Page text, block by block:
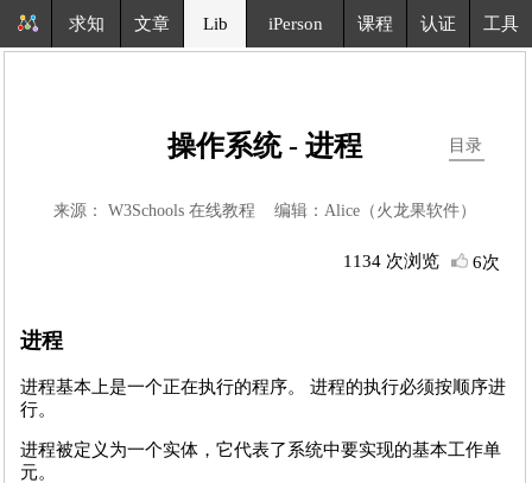
求知 文章 Lib iPerson 课程 认证 工具
目录
操作系统 - 进程
来源： W3Schools 在线教程 编辑：Alice（火龙果软件）
1134 次浏览 6次
进程
进程基本上是一个正在执行的程序。 进程的执行必须按顺序进
行。
进程被定义为一个实体，它代表了系统中要实现的基本工作单
元。